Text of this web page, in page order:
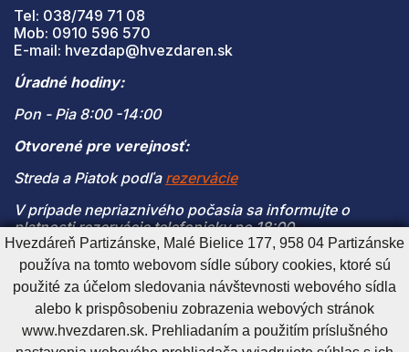
Tel: 038/749 71 08
Mob: 0910 596 570
E-mail: hvezdap@hvezdaren.sk
Úradné hodiny:
Pon - Pia 8:00 -14:00
Otvorené pre verejnosť:
Streda a Piatok podľa rezervácie
V prípade nepriaznivého počasia sa informujte o
platnosti rezervácie telefonicky po 18:00
(V prípade naplnenia kapacity je vstup na pozorovanie
možný len s platnou rezerváciou)
Cookies nastavenieCookies - viac informáciíVyhlásenie o prístupnosti
Hvezdáreň Partizánske, Malé Bielice 177, 958 04 Partizánske
používa na tomto webovom sídle súbory cookies, ktoré sú
použité za účelom sledovania návštevnosti webového sídla
alebo k prispôsobeniu zobrazenia webových stránok
www.hvezdaren.sk. Prehliadaním a použitím príslušného